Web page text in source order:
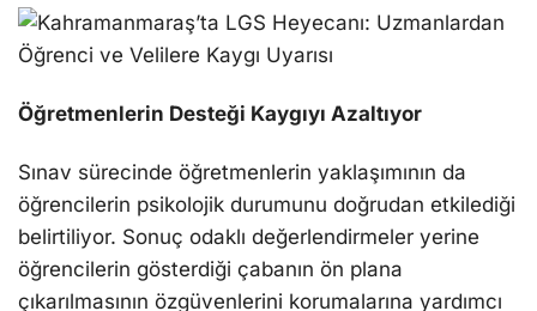
Öğretmenlerin Desteği Kaygıyı Azaltıyor
Sınav sürecinde öğretmenlerin yaklaşımının da
öğrencilerin psikolojik durumunu doğrudan etkilediği
belirtiliyor. Sonuç odaklı değerlendirmeler yerine
öğrencilerin gösterdiği çabanın ön plana
çıkarılmasının özgüvenlerini korumalarına yardımcı